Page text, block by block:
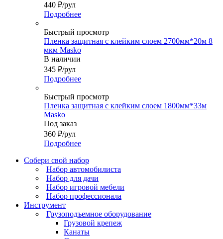
440 ₽/рул
Подробнее
Быстрый просмотр
Пленка защитная с клейким слоем 2700мм*20м 8
мкм Masko
В наличии
345 ₽/рул
Подробнее
Быстрый просмотр
Пленка защитная с клейким слоем 1800мм*33м
Masko
Под заказ
360 ₽/рул
Подробнее
Собери свой набор
Набор автомобилиста
Набор для дачи
Набор игровой мебели
Набор профессионала
Инструмент
Грузоподъемное оборудование
Грузовой крепеж
Канаты